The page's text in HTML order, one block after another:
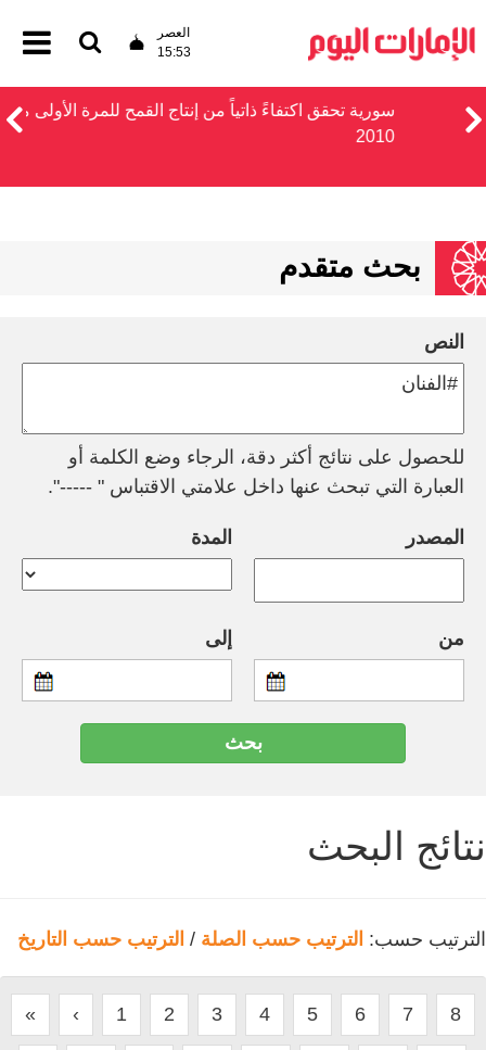
العصر
15:53
سورية تحقق اكتفاءً ذاتياً من إنتاج القمح للمرة الأولى منذ
بحث متقدم
النص
للحصول على نتائج أكثر دقة، الرجاء وضع الكلمة أو
العبارة التي تبحث عنها داخل علامتي الاقتباس " -----".
المصدر المدة
من إلى
نتائج البحث
الترتيب حسب: الترتيب حسب الصلة / الترتيب حسب التاريخ
« ‹ 1 2 3 4 5 6 7 8